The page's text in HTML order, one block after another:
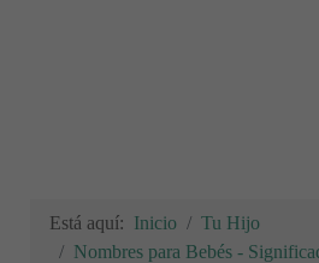
Está aquí: Inicio
Tu Hijo
Nombres para Bebés -